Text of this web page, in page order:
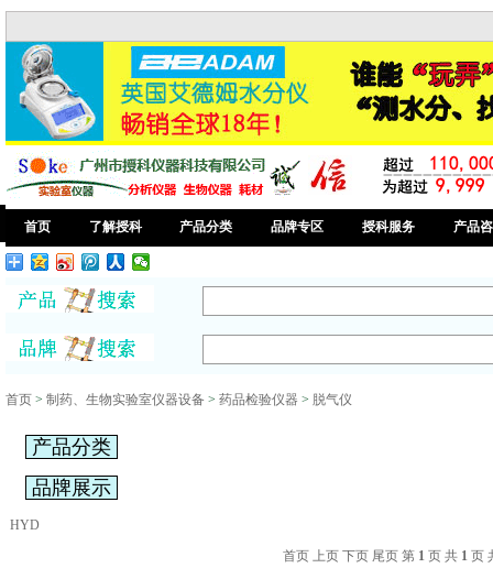
首页 了解授科 产品分类 品牌专区 授科服务 产品
首页> 制药、生物实验室仪器设备 > 药品检验仪器 > 脱气仪
产品分类
品牌展示
HYD
首页 上页 下页 尾页 第 1 页 共 1 页